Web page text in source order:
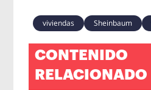
viviendas Sheinbaum
CONTENIDO
RELACIONADO